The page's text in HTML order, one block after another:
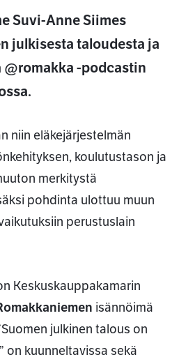
Suvi-Anne Siimes
julkisesta taloudesta ja
-podcastin
niin eläkejärjestelmän
koulutustason ja
merkitystä
pohdinta ulottuu muun
perustuslain
Keskuskauppakamarin
isännöimä
julkinen talous on
on kuunneltavissa sekä